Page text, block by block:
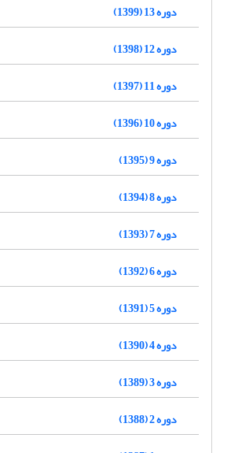
دوره 13 (1399)
دوره 12 (1398)
دوره 11 (1397)
دوره 10 (1396)
دوره 9 (1395)
دوره 8 (1394)
دوره 7 (1393)
دوره 6 (1392)
دوره 5 (1391)
دوره 4 (1390)
دوره 3 (1389)
دوره 2 (1388)